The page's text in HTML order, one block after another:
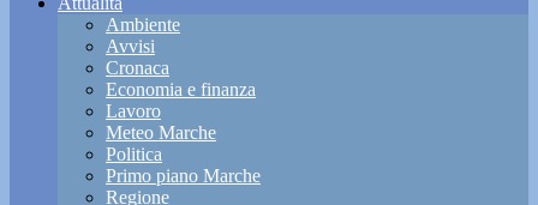
Ambiente
Avvisi
Cronaca
Economia e finanza
Lavoro
Meteo Marche
Politica
Primo piano Marche
Regione